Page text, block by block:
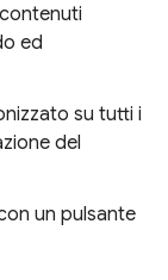
ed
su tutti i
del
un pulsante